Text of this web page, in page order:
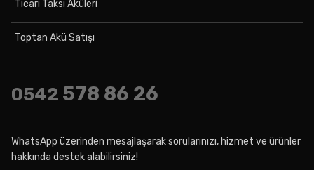
Ticari Taksi Aküleri
Toptan Akü Satışı
0542 578 86 26
WhatsApp üzerinden mesajlaşarak sorularınızı, hizmet ve ürünler
hakkında destek alabilirsiniz!